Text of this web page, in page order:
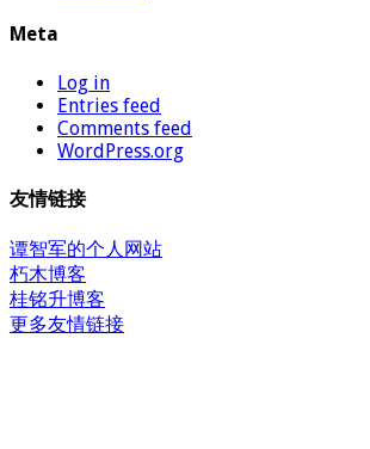
Meta
Log in
Entries feed
Comments feed
WordPress.org
友情链接
谭智军的个人网站
朽木博客
桂铭升博客
更多友情链接